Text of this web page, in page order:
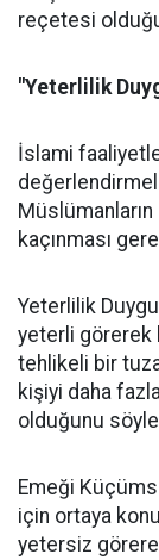
reçetesi
"Yeterlilik
İslami
kaçınması
Yeterlilik
yeterli görerek
tehlikeli bir
kişiyi daha
olduğunu
Emeği
için ortaya
yetersiz